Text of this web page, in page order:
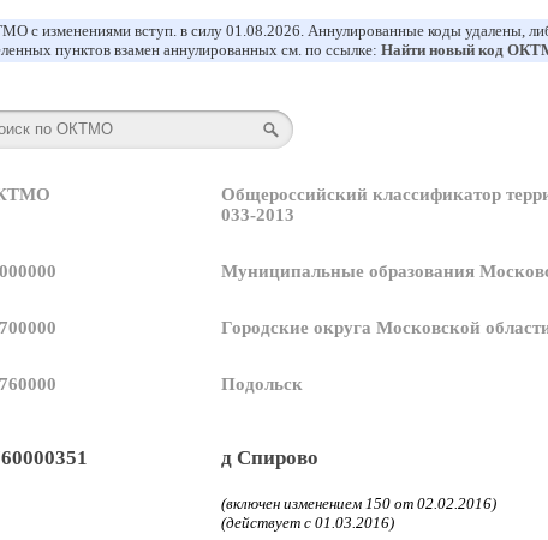
с изменениями вступ. в силу 01.08.2026. Аннулированные коды удалены,
пунктов взамен аннулированных см. по ссылке: Найти новый код
Общероссийский классификатор
033-2013
Муниципальные образования
Городские округа Московской
Подольск
д Спирово
(включен изменением 150 от 02.02.2016)
(действует с 01.03.2016)